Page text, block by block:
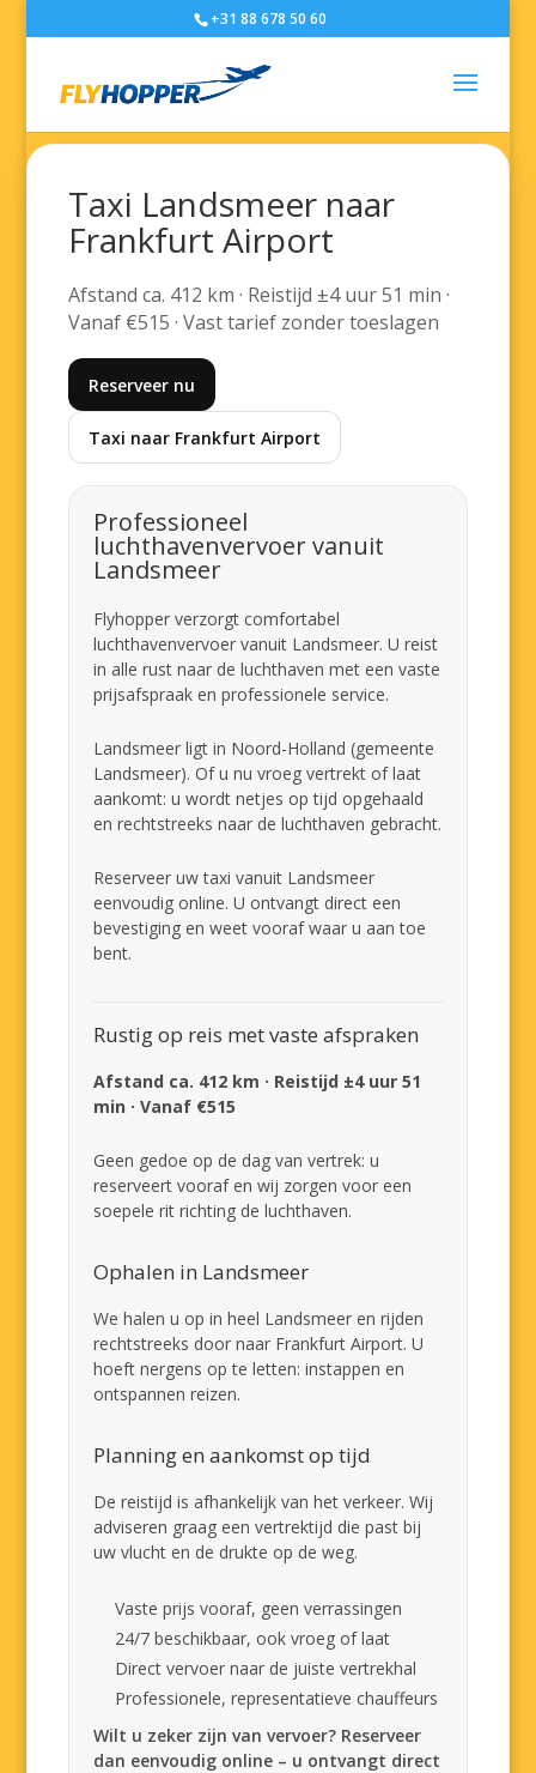
+31 88 678 50 60
Taxi Landsmeer naar
Frankfurt Airport
Afstand ca. 412 km · Reistijd ±4 uur 51 min ·
Vanaf €515 · Vast tarief zonder toeslagen
Reserveer nu
Taxi naar Frankfurt Airport
Professioneel
luchthavenvervoer vanuit
Landsmeer
Flyhopper verzorgt comfortabel
luchthavenvervoer vanuit Landsmeer. U reist
in alle rust naar de luchthaven met een vaste
prijsafspraak en professionele service.
Landsmeer ligt in Noord-Holland (gemeente
Landsmeer). Of u nu vroeg vertrekt of laat
aankomt: u wordt netjes op tijd opgehaald
en rechtstreeks naar de luchthaven gebracht.
Reserveer uw taxi vanuit Landsmeer
eenvoudig online. U ontvangt direct een
bevestiging en weet vooraf waar u aan toe
bent.
Rustig op reis met vaste afspraken
Afstand ca. 412 km · Reistijd ±4 uur 51
min · Vanaf €515
Geen gedoe op de dag van vertrek: u
reserveert vooraf en wij zorgen voor een
soepele rit richting de luchthaven.
Ophalen in Landsmeer
We halen u op in heel Landsmeer en rijden
rechtstreeks door naar Frankfurt Airport. U
hoeft nergens op te letten: instappen en
ontspannen reizen.
Planning en aankomst op tijd
De reistijd is afhankelijk van het verkeer. Wij
adviseren graag een vertrektijd die past bij
uw vlucht en de drukte op de weg.
Vaste prijs vooraf, geen verrassingen
24/7 beschikbaar, ook vroeg of laat
Direct vervoer naar de juiste vertrekhal
Professionele, representatieve chauffeurs
Wilt u zeker zijn van vervoer? Reserveer
dan eenvoudig online – u ontvangt direct